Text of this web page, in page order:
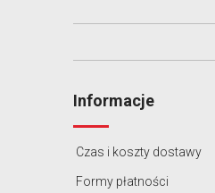
Informacje
Czas i koszty dostawy
Formy płatności